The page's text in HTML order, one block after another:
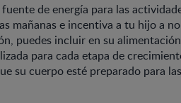
fuente de energía para las
mañanas e incentiva a tu hijo a
puedes incluir en su
para cada etapa de
su cuerpo esté preparado para